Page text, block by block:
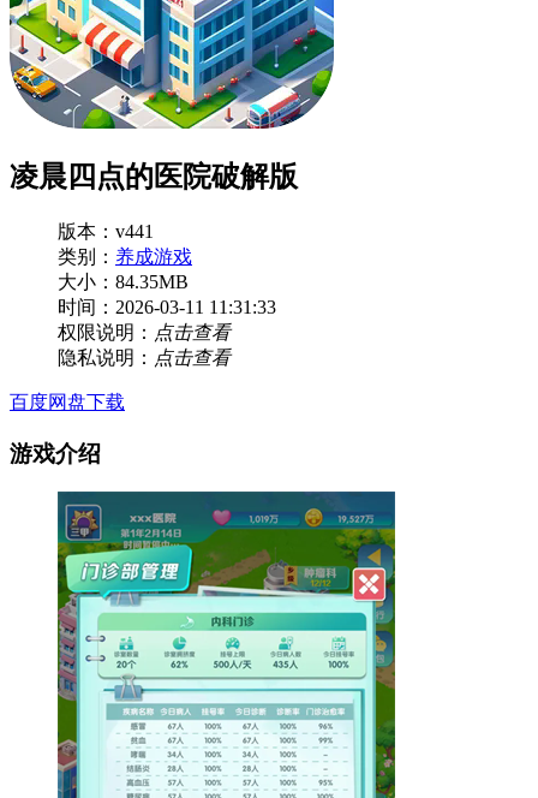
凌晨四点的医院破解版
版本：v441
类别： 养成游戏
大小：84.35MB
时间：2026-03-11 11:31:33
权限说明： 点击查看
隐私说明： 点击查看
百度网盘下载
游戏介绍